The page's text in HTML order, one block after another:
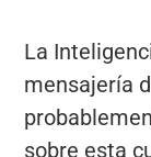
La
mensajería
sobre esta